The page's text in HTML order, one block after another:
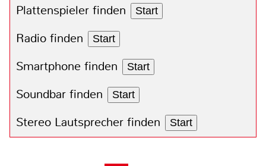
Plattenspieler finden Start
Radio finden Start
Smartphone finden Start
Soundbar finden Start
Stereo Lautsprecher finden Start